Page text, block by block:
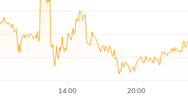
14:00 20:00